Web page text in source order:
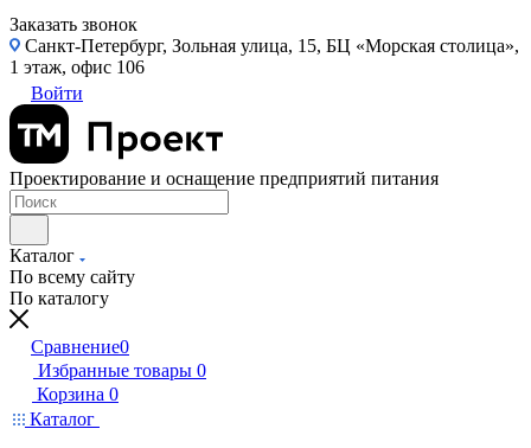
Заказать звонок
Санкт-Петербург, Зольная улица, 15, БЦ «Морская столица»,
1 этаж, офис 106
Войти
Проектирование и оснащение предприятий питания
Каталог
По всему сайту
По каталогу
Сравнение0
Избранные товары 0
Корзина 0
Каталог